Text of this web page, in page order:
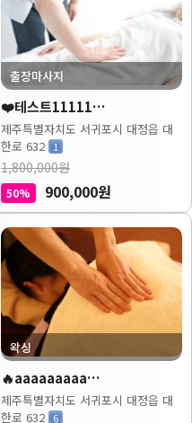
출장마사지
❤️테스트11111…
제주특별자치도 서귀포시 대정읍 대
한로 632 1
1,800,000원
50% 900,000원
왁싱
🔥aaaaaaaaa…
제주특별자치도 서귀포시 대정읍 대
한로 632 6